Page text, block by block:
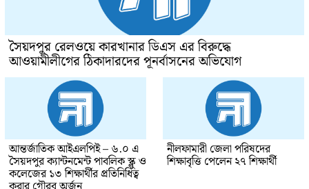
সৈয়দপুর রেলওয়ে কারখানার ডিএস এর বিরুদ্ধে
আওয়ামীলীগের ঠিকাদারদের পূনর্বাসনের অভিযোগ
আন্তর্জাতিক আইএলপিই – ৬.০ এ
সৈয়দপুর ক্যান্টনমেন্ট পাবলিক স্ক্লু ও
কলেজের ১৩ শিক্ষার্থীর প্রতিনিধিত্ব
নীলফামারী জেলা পরিষদের
শিক্ষাবৃত্তি পেলেন ২৭ শিক্ষার্থী